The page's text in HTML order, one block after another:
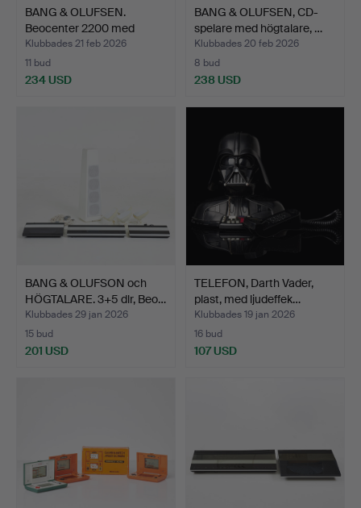
BANG & OLUFSEN.
Beocenter 2200 med
integre…
Klubbades 21 feb 2026
11 bud
234 USD
BANG & OLUFSEN, CD-
spelare med högtalare, …
Klubbades 20 feb 2026
8 bud
238 USD
BANG & OLUFSON och
HÖGTALARE. 3+5 dlr, Beo…
Klubbades 29 jan 2026
15 bud
201 USD
TELEFON, Darth Vader,
plast, med ljudeffek…
Klubbades 19 jan 2026
16 bud
107 USD